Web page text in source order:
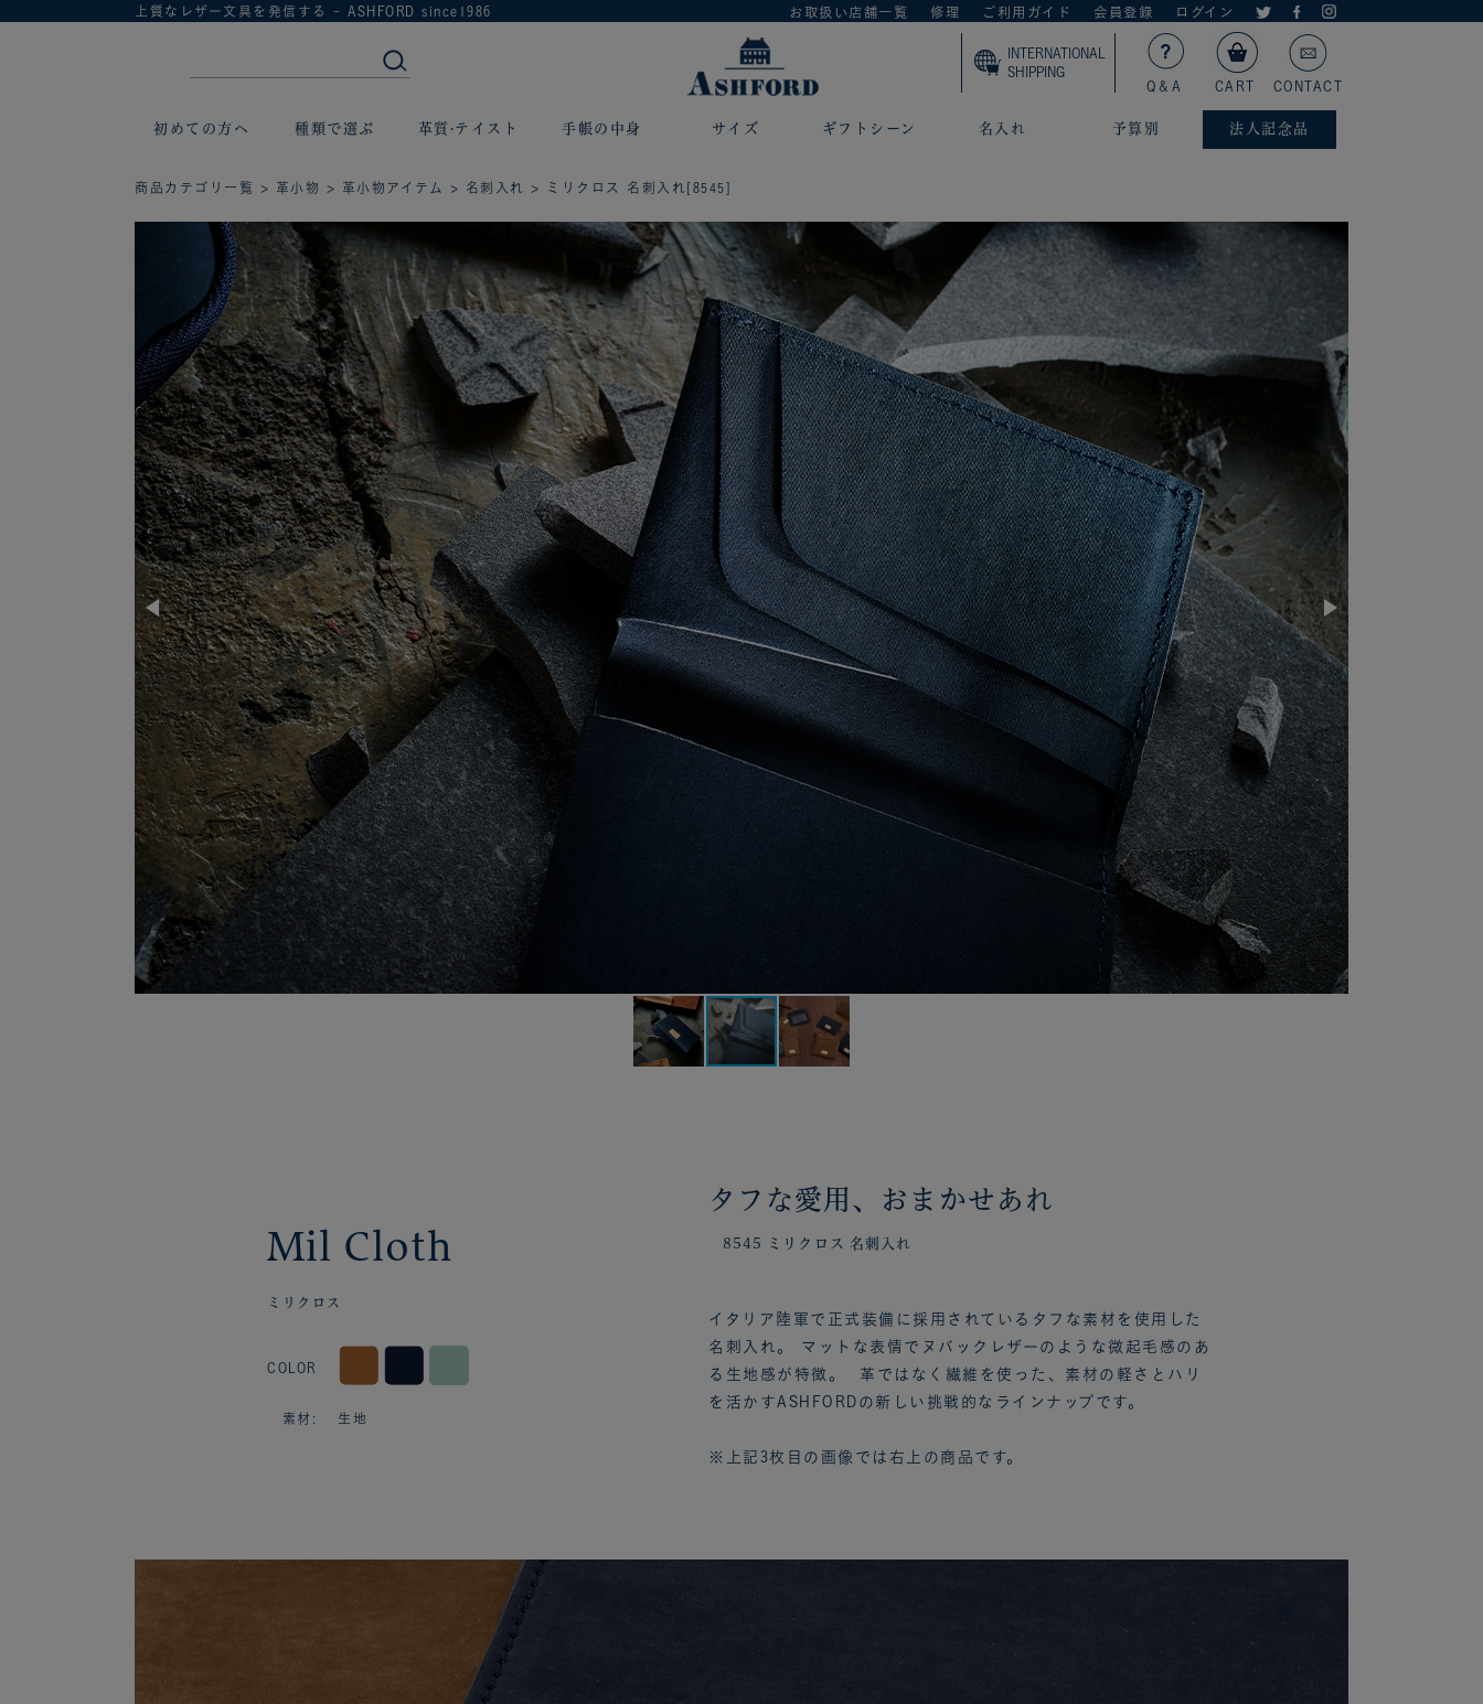
上質なレザー文具を発信する - ASHFORD since1986 お取扱い店舗一覧 修理 ご利用ガイド 会員登録 ログイン
INTERNATIONAL
SHIPPING
Q＆A
CART CONTACT
初めての方へ 種類で選ぶ 革質·テイスト 手帳の中身 サイズ ギフトシーン 名入れ 予算別 法人記念品
商品カテゴリ一覧 > 革小物 > 革小物アイテム > 名刺入れ > ミリクロス 名刺入れ[8545]
Mil Cloth
ミリクロス
COLOR
素材: 生地
タフな愛用、おまかせあれ
8545 ミリクロス 名刺入れ
イタリア陸軍で正式装備に採用されているタフな素材を使用した
名刺入れ。 マットな表情でヌバックレザーのような微起毛感のあ
る生地感が特徴。 革ではなく繊維を使った、素材の軽さとハリ
を活かすASHFORDの新しい挑戦的なラインナップです。
※上記3枚目の画像では右上の商品です。